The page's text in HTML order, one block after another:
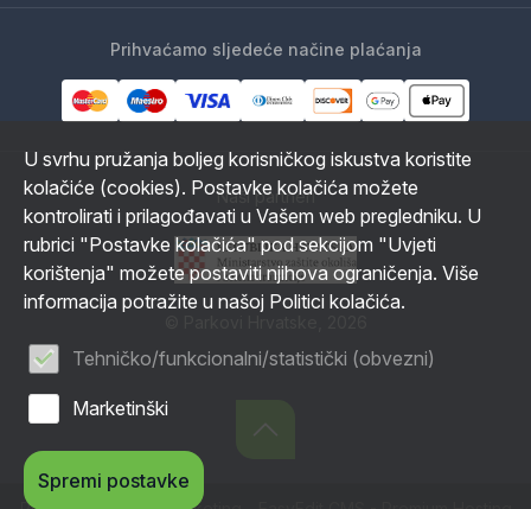
Prihvaćamo sljedeće načine plaćanja
Naši partneri
U svrhu pružanja boljeg korisničkog iskustva koristite
kolačiće (cookies). Postavke kolačića možete
kontrolirati i prilagođavati u Vašem web pregledniku. U
rubrici "Postavke kolačića" pod sekcijom "Uvjeti
korištenja" možete postaviti njihova ograničenja. Više
informacija potražite u našoj Politici kolačića.
Tehničko/funkcionalni/statistički (obvezni)
Marketinški
Spremi postavke